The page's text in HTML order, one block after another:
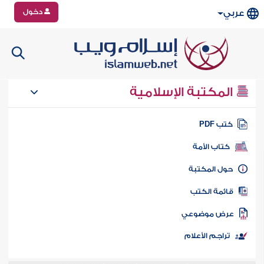
عربي دخول
المكتبة الإسلامية
كتب PDF
كتاب الأمة
المكتبة
الكتب
موضوعي